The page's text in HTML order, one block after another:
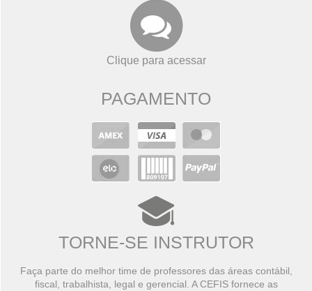
Clique para acessar
PAGAMENTO
TORNE-SE INSTRUTOR
Faça parte do melhor time de professores das áreas contábil,
fiscal, trabalhista, legal e gerencial. A CEFIS fornece as